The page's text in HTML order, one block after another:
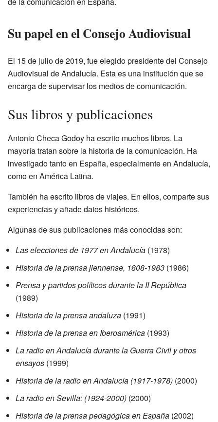
Su papel en el Consejo Audiovisual
El 15 de julio de 2019, fue elegido presidente del Consejo
Audiovisual de Andalucía. Esta es una institución que se
encarga de supervisar los medios de comunicación.
Sus libros y publicaciones
Antonio Checa Godoy ha escrito muchos libros. La
mayoría tratan sobre la historia de la comunicación. Ha
investigado tanto en España, especialmente en Andalucía,
como en América Latina.
También ha escrito libros de viajes. En ellos, comparte sus
experiencias y añade datos históricos.
Algunas de sus publicaciones más conocidas son:
Las elecciones de 1977 en Andalucía (1978)
Historia de la prensa jiennense, 1808-1983 (1986)
Prensa y partidos políticos durante la II República
(1989)
Historia de la prensa andaluza (1991)
Historia de la prensa en Iberoamérica (1993)
La radio en Andalucía durante la Guerra Civil y otros
ensayos (1999)
Historia de la radio en Andalucía (1917-1978) (2000)
La radio en Sevilla: (1924-2000) (2000)
Historia de la prensa pedagógica en España (2002)